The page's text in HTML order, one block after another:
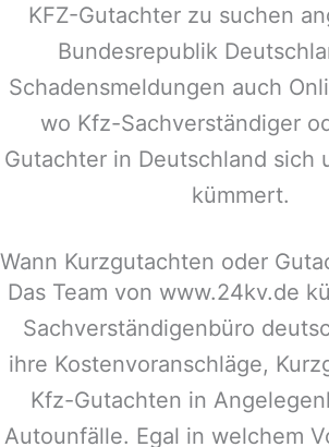
KFZ-Gutachter zu suchen
Bundesrepublik
Schadensmeldungen auch
wo Kfz-Sachverständiger
Gutachter in Deutschland sich
kümmert.
Wann Kurzgutachten oder
Das Team von www.24kv.de
Sachverständigenbüro
ihre Kostenvoranschläge,
Kfz-Gutachten in
Autounfälle. Egal in welchem